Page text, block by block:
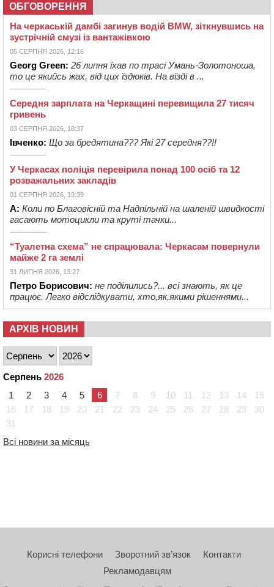
ОБГОВОРЕННЯ
На черкаській дамбі загинув водій BMW, зіткнувшись на
зустрічній смузі із вантажівкою
05 СЕРПНЯ 2026, 12:16
Georg Green: 26 липня їхав по трасі Умань-Золотоноша,
то це якийсь жах, від цих їздюків. На вїзді в ...
Середня зарплата на Черкащині перевищила 27 тисяч
гривень
03 СЕРПНЯ 2026, 18:37
Івченко: Що за бредятина??? Які 27 середня??!!
У Черкасах поліція перевірила понад 100 осіб та 12
розважальних закладів
01 СЕРПНЯ 2026, 19:39
А: Коли по Благовісній та Надпільній на шаленій швидкості
гасають мотоцикли та круті тачки...
“Туалетна схема” не спрацювала: Черкасам повернули
майже 2 га землі
31 ЛИПНЯ 2026, 13:27
Петро Борисович: не поділились?... всі знають, як це
працює. Легко відслідкувати, хто,як,якими рішеннями...
АРХІВ НОВИН
Серпень 2026
1
2 3 4 5 6 7 8 9 10 11 12 13 14
15
16
17 18 19 20 21 22 23 24 25 26 27 28 29
30
31
Всі новини за місяць
Корисні телефони Зворотний зв’язок
Контакти
Рекламодавцям